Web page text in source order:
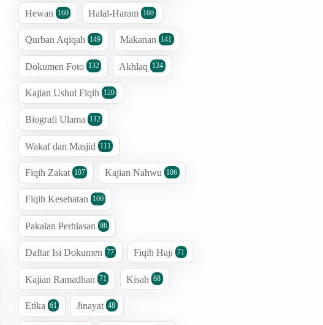
Hewan 169 Halal-Haram 160
Qurban Aqiqah 149 Makanan 141
Dokumen Foto 132 Akhlaq 124
Kajian Ushul Fiqih 120
Biografi Ulama 112
Wakaf dan Masjid 111
Fiqih Zakat 107 Kajian Nahwu 106
Fiqih Kesehatan 100
Pakaian Perhiasan 86
Daftar Isi Dokumen 77 Fiqih Haji 71
Kajian Ramadhan 71 Kisah 68
Etika 61 Jinayat 48